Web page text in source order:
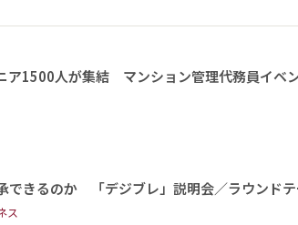
ア1500人が集結 マンション管理代務員イベ
できるのか 「デジブレ」説明会／ラウンド
ス